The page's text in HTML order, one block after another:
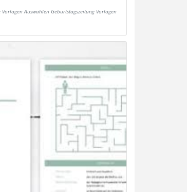
Vorlagen Auswahlen Geburtstagszeitung Vorlagen